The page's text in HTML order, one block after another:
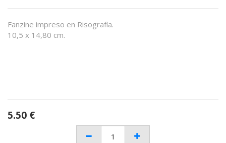
Fanzine impreso en Risografía.
10,5 x 14,80 cm.
5.50 €